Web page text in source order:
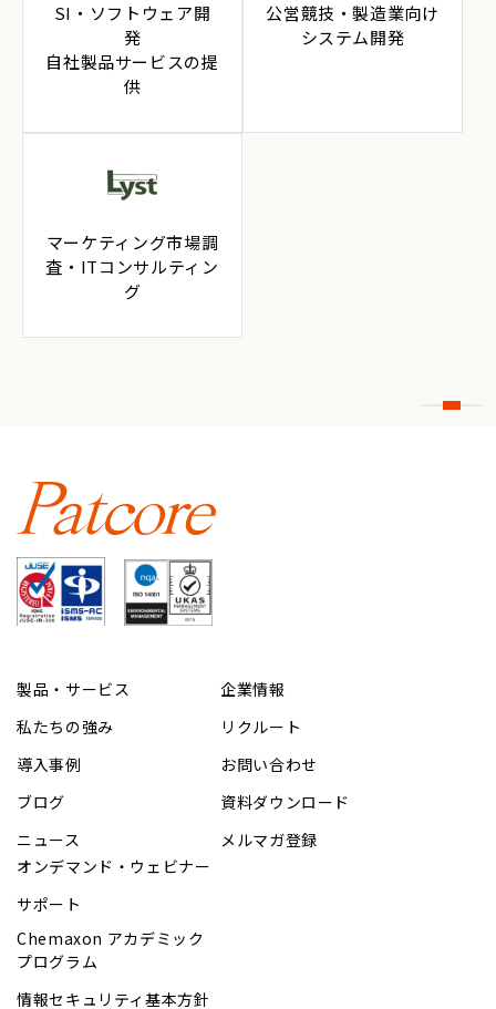
SI・ソフトウェア開
発
自社製品サービスの提
供
公営競技・製造業向け
システム開発
マーケティング市場調
査・ITコンサルティン
グ
製品・サービス
私たちの強み
導入事例
ブログ
ニュース
企業情報
リクルート
お問い合わせ
資料ダウンロード
メルマガ登録
オンデマンド・ウェビナー
サポート
Chemaxon アカデミック
プログラム
情報セキュリティ基本方針